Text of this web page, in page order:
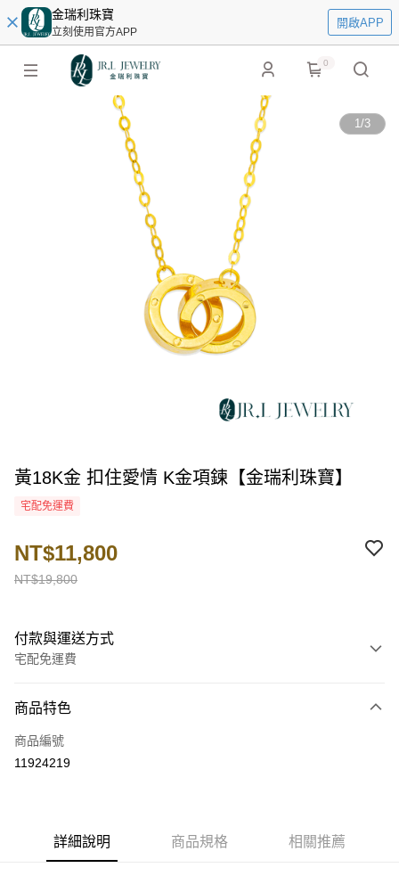
金瑞利珠寶
立刻使用官方APP
開啟APP
0
1/3
黃18K金 扣住愛情 K金項鍊【金瑞利珠寶】
宅配免運費
NT$19,800
NT$11,800
付款與運送方式
宅配免運費
信用卡一次付款
LINE Pay
ATM付款
商品特色
商品編號
11924219
詳細說明 商品規格 相關推薦